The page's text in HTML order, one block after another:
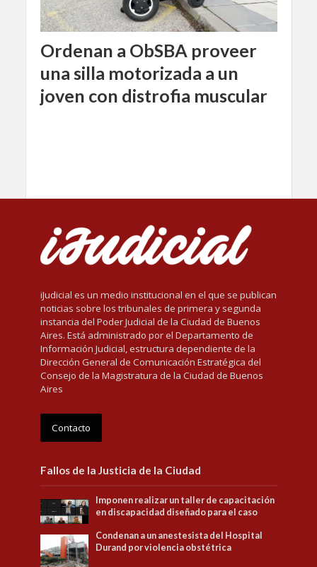
Ordenan a ObSBA proveer
una silla motorizada a un
joven con distrofia muscular
iJudicial es un medio institucional en el que se publican
noticias sobre los tribunales de primera y segunda
instancia del Poder Judicial de la Ciudad de Buenos
Aires. Está administrado por el Departamento de
Información Judicial, estructura dependiente de la
Dirección General de Comunicación Estratégica del
Consejo de la Magistratura de la Ciudad de Buenos
Aires
Contacto
Fallos de la Justicia de la Ciudad
Imponen realizar un taller de capacitación
en discapacidad diseñado para el caso
Condenan a un anestesista del Hospital
Durand por violencia obstétrica